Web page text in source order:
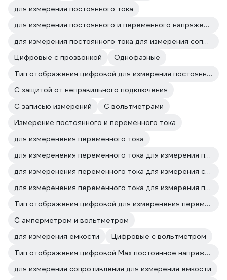
для измерения постоянного тока
для измерения постоянного и переменного напряжения для измерения постоянного тока
для измерения постоянного тока для измерения сопротивления
Цифровые с прозвонкой
Однофазные
Тип отображения цифровой для измерения постоянного тока
С защитой от неправильного подключения
С записью измерений
С вольтметрами
Измерение постоянного и переменного тока
для измеренения переменного тока
для измеренения переменного тока для измерения постоянного и переменного напряжения
для измеренения переменного тока для измерения сопротивления
для измеренения переменного тока для измерения постоянного тока
Тип отображения цифровой для измеренения переменного тока
С амперметром и вольтметром
для измерения емкости
Цифровые с вольтметром
Тип отображения цифровой Max постоянное напряжение 600 В
для измерения сопротивления для измерения емкости